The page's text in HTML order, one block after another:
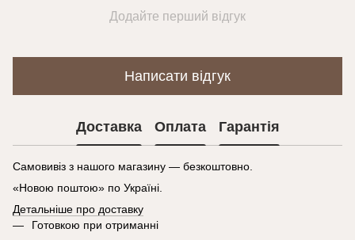
Додайте перший відгук
Написати відгук
Доставка Оплата Гарантія
Самовивіз з нашого магазину — безкоштовно.
«Новою поштою» по Україні.
Детальніше про доставку
Готовкою при отриманні